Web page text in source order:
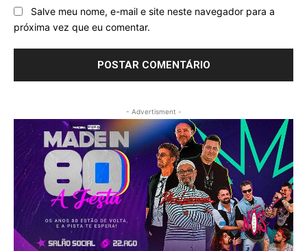
Salve meu nome, e-mail e site neste navegador para a
próxima vez que eu comentar.
- Advertisment -